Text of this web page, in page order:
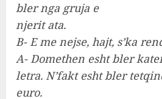
bler nga gruja e
njerit ata.
B- E me nejse, hajt, s’ka
A- Domethen esht bler
letra. N’fakt esht bler
euro.